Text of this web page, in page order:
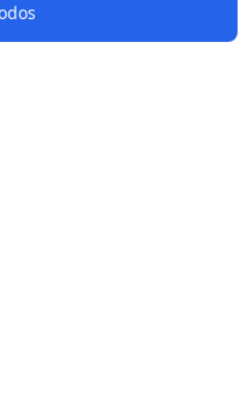
comércio e turismo